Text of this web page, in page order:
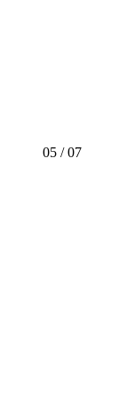
05 / 07